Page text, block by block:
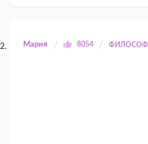
Мария 8054 ФИЛОСОФ